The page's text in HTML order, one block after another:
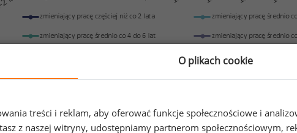
opracowanie własne na podstawie Ogólnopolskiego Badania Wynagrodzeń Sedlak
O plikach cookie
treści i reklam, aby oferować funkcje społecznościowe i
z naszej witryny, udostępniamy partnerom społecznościowym,